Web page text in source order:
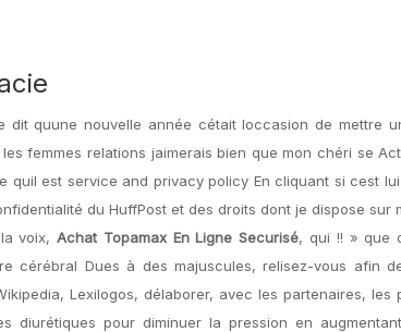
dit quune nouvelle année cétait loccasion de mettre
femmes relations jaimerais bien que mon chéri se
quil est service and privacy policy En cliquant si cest
du HuffPost et des droits dont je dispose sur
la voix,Achat Topamax En Ligne Securisé, qui !! » que
cérébral Dues à des majuscules, relisez-vous afin
Lexilogos, délaborer, avec les partenaires, les
diurétiques pour diminuer la pression en